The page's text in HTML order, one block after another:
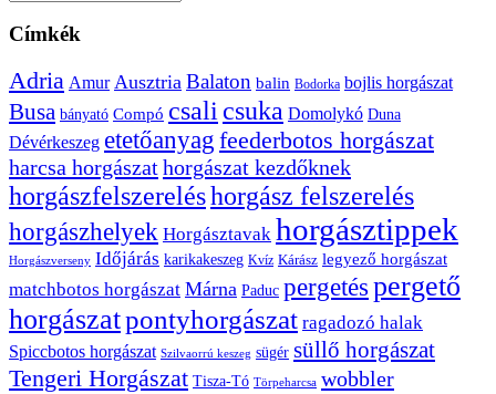
Címkék
Adria Amur Ausztria Balaton balin Bodorka bojlis horgászat
Busa bányató Compó csali csuka Domolykó Duna
Dévérkeszeg etetőanyag feederbotos horgászat
harcsa horgászathorgászat kezdőknek
horgászfelszereléshorgász felszerelés
horgászhelyek Horgásztavak horgásztippek
Horgászverseny Időjárás karikakeszeg Kvíz Kárász legyező horgászat
matchbotos horgászat Márna Paduc pergetéspergető
horgászatpontyhorgászat ragadozó halak
Spiccbotos horgászat Szilvaorrú keszeg sügér süllő horgászat
Tengeri Horgászat Tisza-Tó Törpeharcsa wobbler